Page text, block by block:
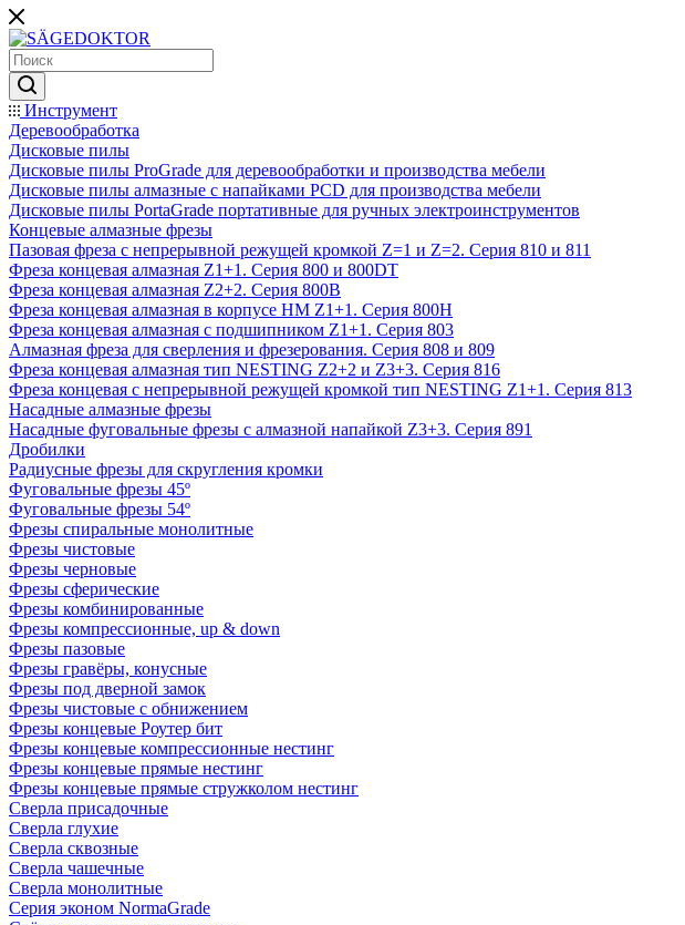
Инструмент
Деревообработка
Дисковые пилы
Дисковые пилы ProGrade для деревообработки и производства мебели
Дисковые пилы алмазные с напайками PCD для производства мебели
Дисковые пилы PortaGrade портативные для ручных электроинструментов
Концевые алмазные фрезы
Пазовая фреза с непрерывной режущей кромкой Z=1 и Z=2. Серия 810 и 811
Фреза концевая алмазная Z1+1. Серия 800 и 800DT
Фреза концевая алмазная Z2+2. Серия 800B
Фреза концевая алмазная в корпусе НМ Z1+1. Серия 800H
Фреза концевая алмазная с подшипником Z1+1. Серия 803
Алмазная фреза для сверления и фрезерования. Серия 808 и 809
Фреза концевая алмазная тип NESTING Z2+2 и Z3+3. Серия 816
Фреза концевая с непрерывной режущей кромкой тип NESTING Z1+1. Серия 813
Насадные алмазные фрезы
Насадные фуговальные фрезы с алмазной напайкой Z3+3. Серия 891
Дробилки
Радиусные фрезы для скругления кромки
Фуговальные фрезы 45º
Фуговальные фрезы 54º
Фрезы спиральные монолитные
Фрезы чистовые
Фрезы черновые
Фрезы сферические
Фрезы комбинированные
Фрезы компрессионные, up & down
Фрезы пазовые
Фрезы гравёры, конусные
Фрезы под дверной замок
Фрезы чистовые с обнижением
Фрезы концевые Роутер бит
Фрезы концевые компрессионные нестинг
Фрезы концевые прямые нестинг
Фрезы концевые прямые стружколом нестинг
Сверла присадочные
Сверла глухие
Сверла сквозные
Сверла чашечные
Сверла монолитные
Серия эконом NormaGrade